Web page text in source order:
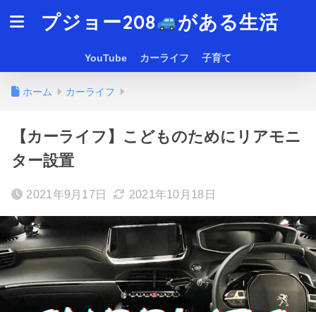
プジョー208 がある生活
YouTube カーライフ 子育て
ホーム カーライフ
【カーライフ】こどものためにリアモニ
ター設置
2021年9月17日 2021年10月18日